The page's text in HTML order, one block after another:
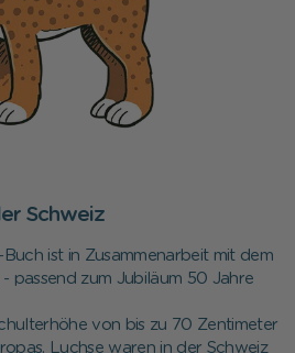
Schweiz
Buch ist in Zusammenarbeit mit dem
passend zum Jubiläum 50 Jahre
von bis zu 70 Zentimeter
Luchse waren in der Schweiz